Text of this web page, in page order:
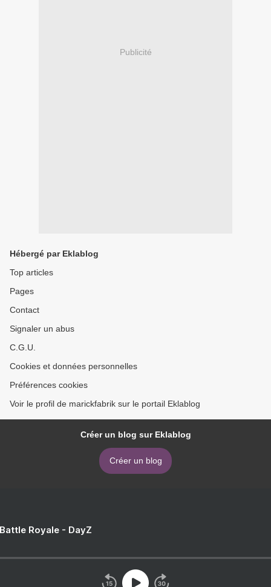
Publicité
Hébergé par Eklablog
Top articles
Pages
Contact
Signaler un abus
C.G.U.
Cookies et données personnelles
Préférences cookies
Voir le profil de marickfabrik sur le portail Eklablog
Créer un blog sur Eklablog
Créer un blog
Royale - DayZ